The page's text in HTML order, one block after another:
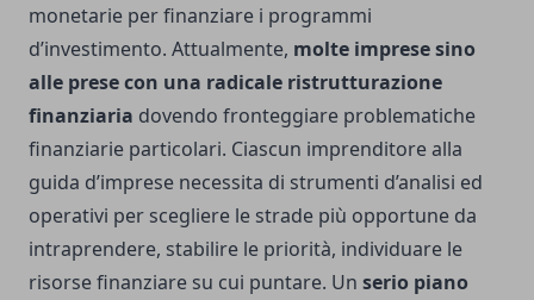
monetarie per finanziare i programmi
d’investimento. Attualmente, molte imprese sino
alle prese con una radicale ristrutturazione
finanziaria dovendo fronteggiare problematiche
finanziarie particolari. Ciascun imprenditore alla
guida d’imprese necessita di strumenti d’analisi ed
operativi per scegliere le strade più opportune da
intraprendere, stabilire le priorità, individuare le
risorse finanziare su cui puntare. Un serio piano